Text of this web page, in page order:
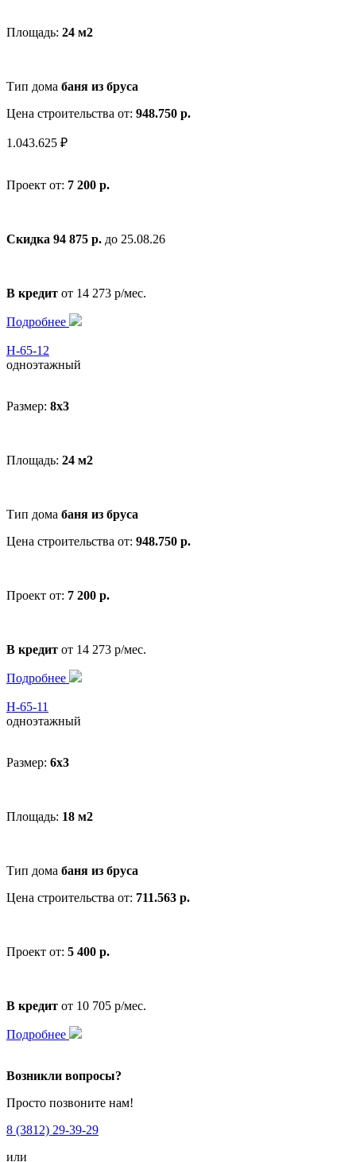
Площадь: 24 м2
Тип дома баня из бруса
Цена строительства от: 948.750 р.
1.043.625 ₽
Проект от: 7 200 р.
Скидка 94 875 р. до 25.08.26
В кредит от 14 273 р/мес.
Подробнее
Н-65-12
одноэтажный
Размер: 8x3
Площадь: 24 м2
Тип дома баня из бруса
Цена строительства от: 948.750 р.
Проект от: 7 200 р.
В кредит от 14 273 р/мес.
Подробнее
Н-65-11
одноэтажный
Размер: 6x3
Площадь: 18 м2
Тип дома баня из бруса
Цена строительства от: 711.563 р.
Проект от: 5 400 р.
В кредит от 10 705 р/мес.
Подробнее
Возникли вопросы?
Просто позвоните нам!
8 (3812) 29-39-29
или